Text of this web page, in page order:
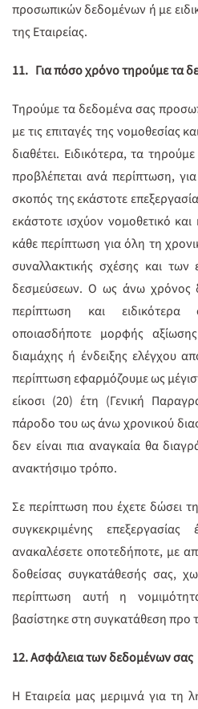
προσωπικών δεδομένων ή με
της Εταιρείας.
11. Για πόσο χρόνο τηρούμε τα
Τηρούμε τα δεδομένα σας
με τις επιταγές της νομοθεσίας
διαθέτει. Ειδικότερα, τα
προβλέπεται ανά περίπτωση,
σκοπός της εκάστοτε
εκάστοτε ισχύον νομοθετικό και
κάθε περίπτωση για όλη τη
συναλλακτικής σχέσης και των
δεσμεύσεων. Ο ως άνω χρόνος
περίπτωση και
οποιασδήποτε μορφής
διαμάχης ή ένδειξης ελέγχου
περίπτωση εφαρμόζουμε ως
είκοσι (20) έτη (Γενική
πάροδο του ως άνω χρονικού
δεν είναι πια αναγκαία θα
ανακτήσιμο τρόπο.
Σε περίπτωση που έχετε δώσει
συγκεκριμένης
ανακαλέσετε οποτεδήποτε, με
δοθείσας συγκατάθεσής σας,
περίπτωση αυτή η
βασίστηκε στη συγκατάθεση προ
12. Ασφάλεια των δεδομένων σας
Η Εταιρεία μας μεριμνά για τη